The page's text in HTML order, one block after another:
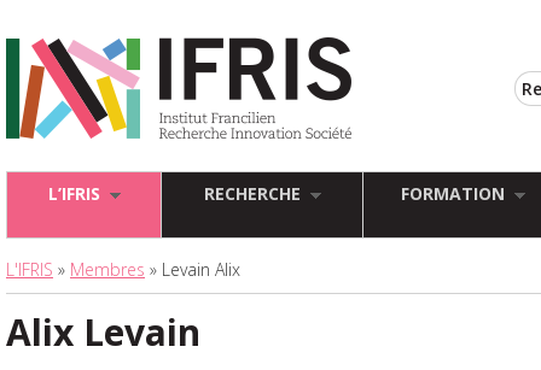
L’IFRIS RECHERCHE FORMATION
L'IFRIS » Membres » Levain Alix
Alix Levain